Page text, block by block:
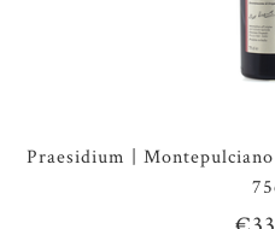
Praesidium |